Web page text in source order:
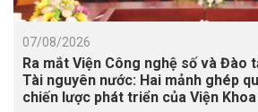
07/08/2026
Ra mắt Viện Công nghệ số và Đào
Tài nguyên nước: Hai mảnh ghép
chiến lược phát triển của Viện